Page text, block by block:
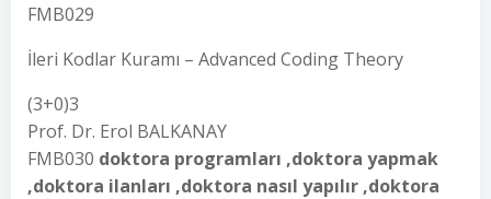
FMB029
İleri Kodlar Kuramı – Advanced Coding Theory
(3+0)3
Prof. Dr. Erol BALKANAY
FMB030 doktora programları ,doktora yapmak
,doktora ilanları ,doktora nasıl yapılır ,doktora